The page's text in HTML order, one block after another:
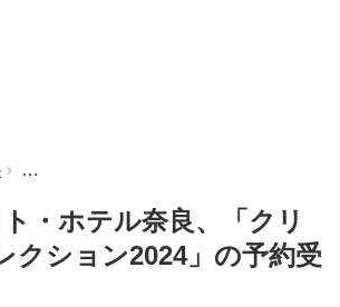
JWマリオット・ホテル奈良、「クリスマス・
・ホテル奈良、「クリ
クション2024」の予約受